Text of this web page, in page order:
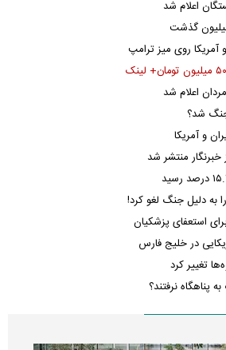
اعلام شد
آمریکا روی میز ترامپ
اعلام شد
جنگ شد؟
و آمریکا
خبرنگار منتشر شد
دلیل جنگ لغو کرد!
استعفای پزشکیان
در خلیج فارس
تغییر کرد
پناهگاه نرفتند؟